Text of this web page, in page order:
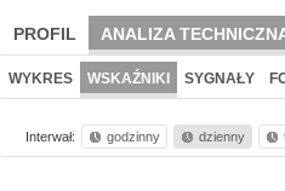
PROFIL ANALIZA
WYKRES WSKAŹNIKI SYGNAŁY
Interwał: godzinny dzienny